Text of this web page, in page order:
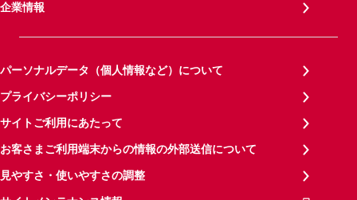
企業情報
パーソナルデータ（個人情報など）について
プライバシーポリシー
サイトご利用にあたって
お客さまご利用端末からの情報の外部送信について
見やすさ・使いやすさの調整